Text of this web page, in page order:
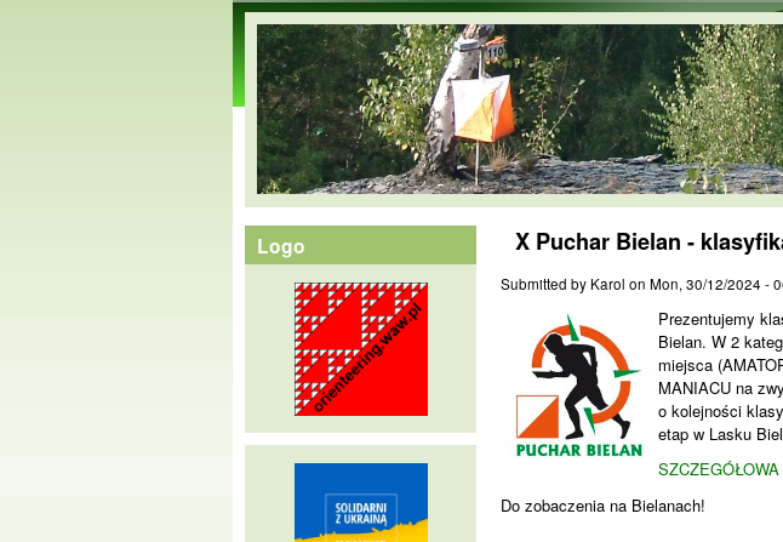
Skip to
orienteering.waw.pl
X Puchar Bielan -
Submitted by Karol onMon, 30/12/2024 -
Prezentujemy
Bielan. W 2
miejsca
MANIACU na
o kolejności
etap w Lasku
Do zobaczenia na Bielanach!
Logo